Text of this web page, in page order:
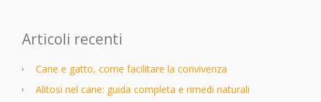
Articoli recenti
Cane e gatto, come facilitare la convivenza
Alitosi nel cane: guida completa e rimedi naturali